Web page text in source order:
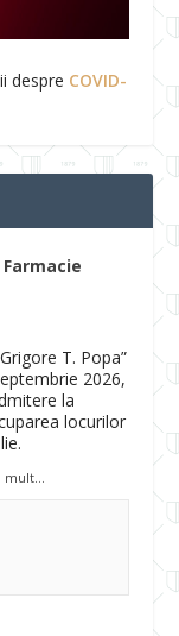
despre COVID-
T. Popa”
2026,
la
locurilor
mult...